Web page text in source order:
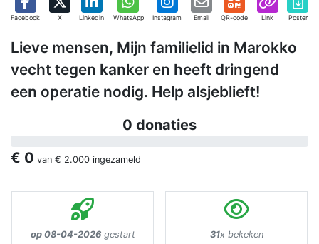
Facebook X Linkedin WhatsApp Instagram Email QR-code Link Poster
Lieve mensen, Mijn familielid in Marokko
vecht tegen kanker en heeft dringend
een operatie nodig. Help alsjeblieft!
0 donaties
€ 0 van € 2.000 ingezameld
op 08-04-2026gestart 31x bekeken